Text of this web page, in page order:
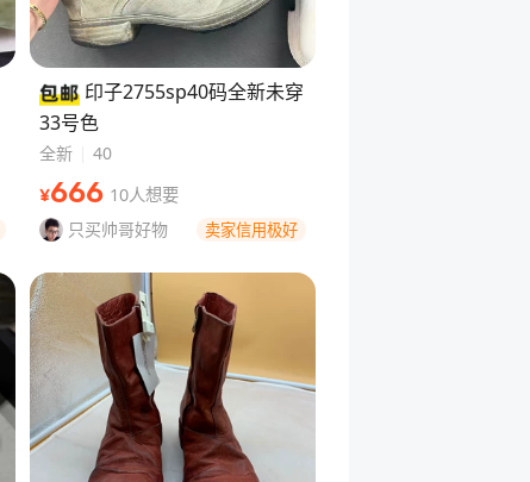
印子2755sp40码全新未穿
33号色
全新 40
¥666 10人想要
只买帅哥好物
卖家信用极好